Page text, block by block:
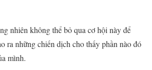
nhiên không thể bỏ qua cơ hội này để
ra những chiến dịch cho thấy phần nào đó
mình.